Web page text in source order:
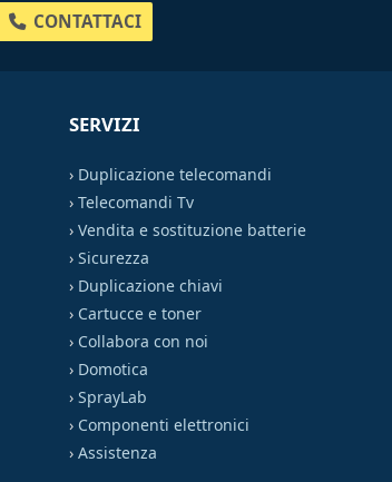
CONTATTACI
SERVIZI
› Duplicazione telecomandi
›Telecomandi Tv
›Vendita e sostituzione batterie
›Sicurezza
› Duplicazione chiavi
› Cartucce e toner
› Collabora con noi
› Domotica
›SprayLab
› Componenti elettronici
›Assistenza